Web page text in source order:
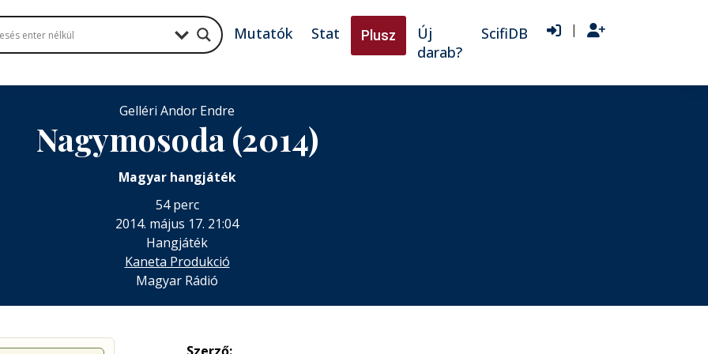
Mutatók Stat Plusz
Új
darab?
ScifiDB |
Gelléri Andor Endre
Nagymosoda (2014)
Magyar hangjáték
54 perc
2014. május 17. 21:04
Hangjáték
Kaneta Produkció
Magyar Rádió